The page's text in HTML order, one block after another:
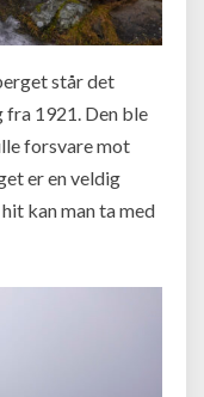
står det
1921. Den ble
forsvare mot
er en veldig
kan man ta med